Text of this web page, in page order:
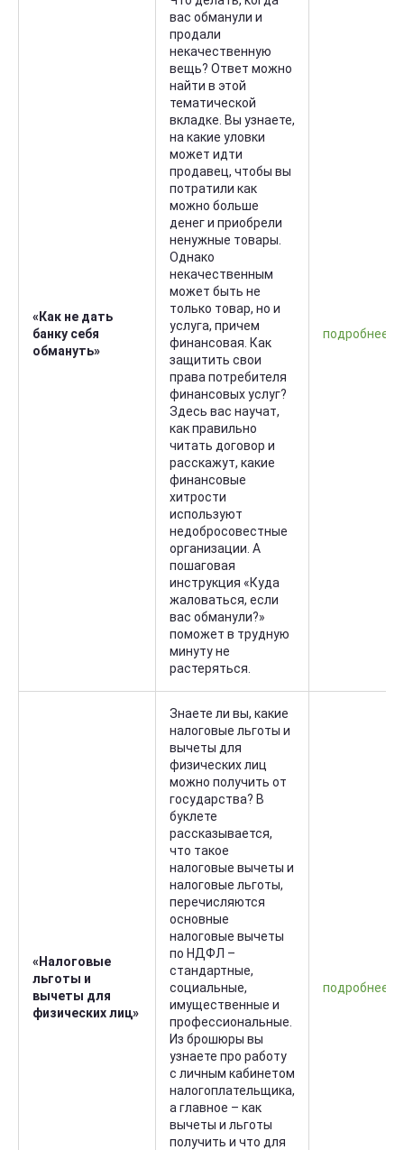
«Как не дать
банку себя
обмануть»
вас обманули и
продали
некачественную
вещь? Ответ можно
найти в этой
тематической
вкладке. Вы узнаете,
на какие уловки
может идти
продавец, чтобы вы
потратили как
можно больше
денег и приобрели
ненужные товары.
Однако
некачественным
может быть не
только товар, но и
услуга, причем
финансовая. Как
защитить свои
права потребителя
финансовых услуг?
Здесь вас научат,
как правильно
читать договор и
расскажут, какие
финансовые
хитрости
используют
недобросовестные
организации. А
пошаговая
инструкция «Куда
жаловаться, если
вас обманули?»
поможет в трудную
минуту не
растеряться.
подробнее
«Налоговые
льготы и
вычеты для
физических лиц»
Знаете ли вы, какие
налоговые льготы и
вычеты для
физических лиц
можно получить от
государства? В
буклете
рассказывается,
что такое
налоговые вычеты и
налоговые льготы,
перечисляются
основные
налоговые вычеты
по НДФЛ –
стандартные,
социальные,
имущественные и
профессиональные.
Из брошюры вы
узнаете про работу
с личным кабинетом
налогоплательщика,
а главное – как
вычеты и льготы
получить и что для
подробнее